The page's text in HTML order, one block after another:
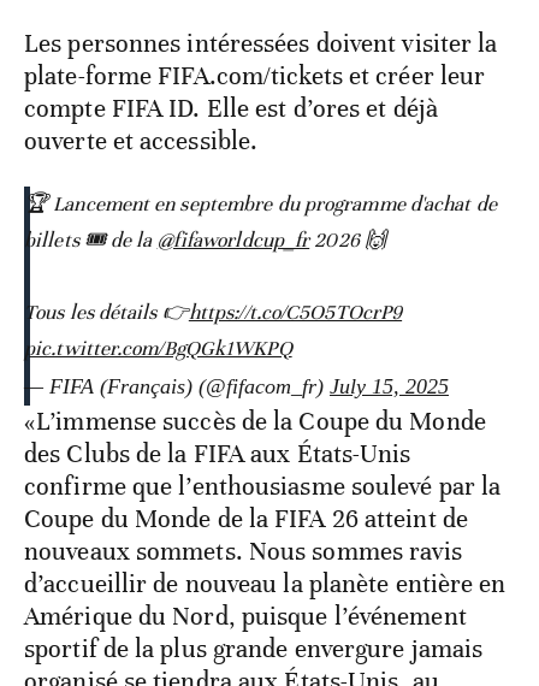
Les personnes intéressées doivent visiter la
plate-forme FIFA.com/tickets et créer leur
compte FIFA ID. Elle est d’ores et déjà
ouverte et accessible.
🏆 Lancement en septembre du programme d'achat de
billets 🎟️ de la @fifaworldcup_fr2026 🙌
Tous les détails 👉https://t.co/C5O5TOcrP9
pic.twitter.com/BgQGk1WKPQ
— FIFA (Français) (@fifacom_fr) July 15, 2025
«L’immense succès de la Coupe du Monde
des Clubs de la FIFA aux États-Unis
confirme que l’enthousiasme soulevé par la
Coupe du Monde de la FIFA 26 atteint de
nouveaux sommets. Nous sommes ravis
d’accueillir de nouveau la planète entière en
Amérique du Nord, puisque l’événement
sportif de la plus grande envergure jamais